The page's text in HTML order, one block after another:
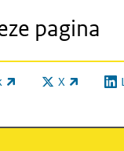
pagina
X
(externe link)